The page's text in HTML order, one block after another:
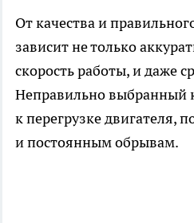
От качества и
зависит не только
скорость работы, и даже
Неправильно выбранный
к перегрузке двигателя,
и постоянным обрывам.